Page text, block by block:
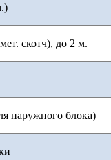
скотч), до 2 м.
наружного блока)